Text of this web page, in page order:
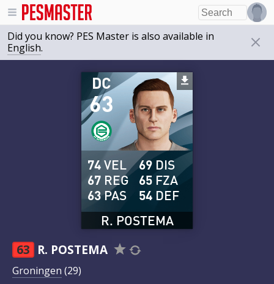
Did you know? PES Master is also available in
English.
63
DC
R. POSTEMA
74VEL
67 REG
63PAS
69 DIS
65 FZA
54 DEF
63 R. POSTEMA
Groningen (29)